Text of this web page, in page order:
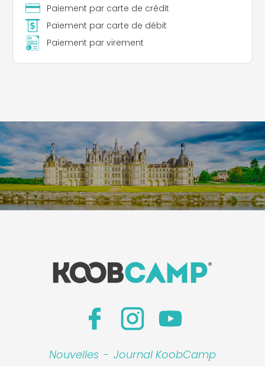
Paiement par carte de crédit
Paiement par carte de débit
Paiement par virement
Nouvelles - Journal KoobCamp